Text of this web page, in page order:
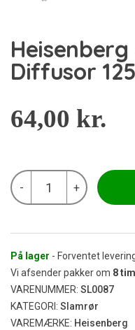
Diffusor
64,00 kr.
-
Heisenberg
Slithole
SG
18,8
antal
+
På lager - Forventet
Vi afsender pakker om 8
VARENUMMER: SL0087
KATEGORI: Slamrør
VAREMÆRKE: Heisenberg